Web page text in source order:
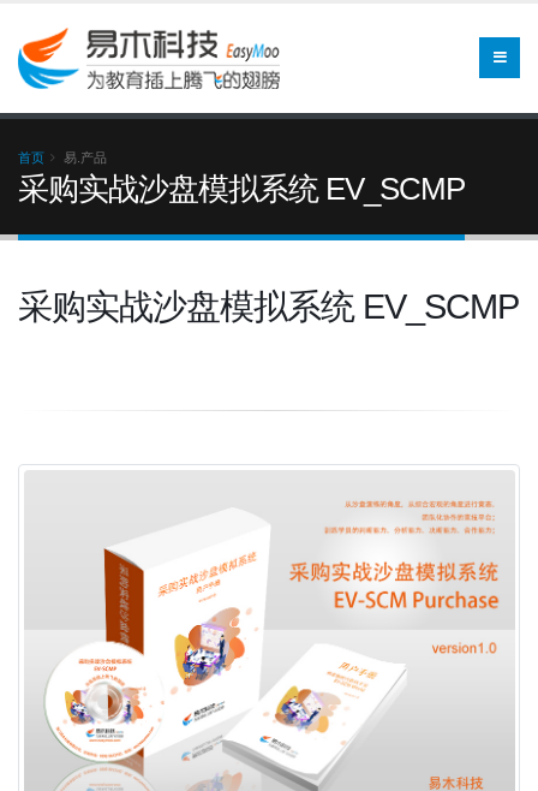
首页 易.产品
采购实战沙盘模拟系统 EV_SCMP
采购实战沙盘模拟系统 EV_SCMP